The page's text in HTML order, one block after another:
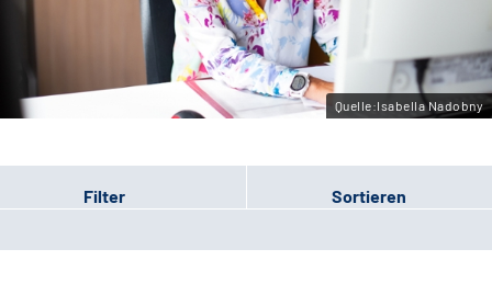
Gebärdensprache
Quelle:Isabella Nadobny
Filter Sortieren